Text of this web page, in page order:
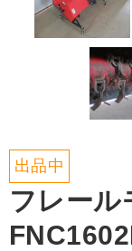
出品中
フレール